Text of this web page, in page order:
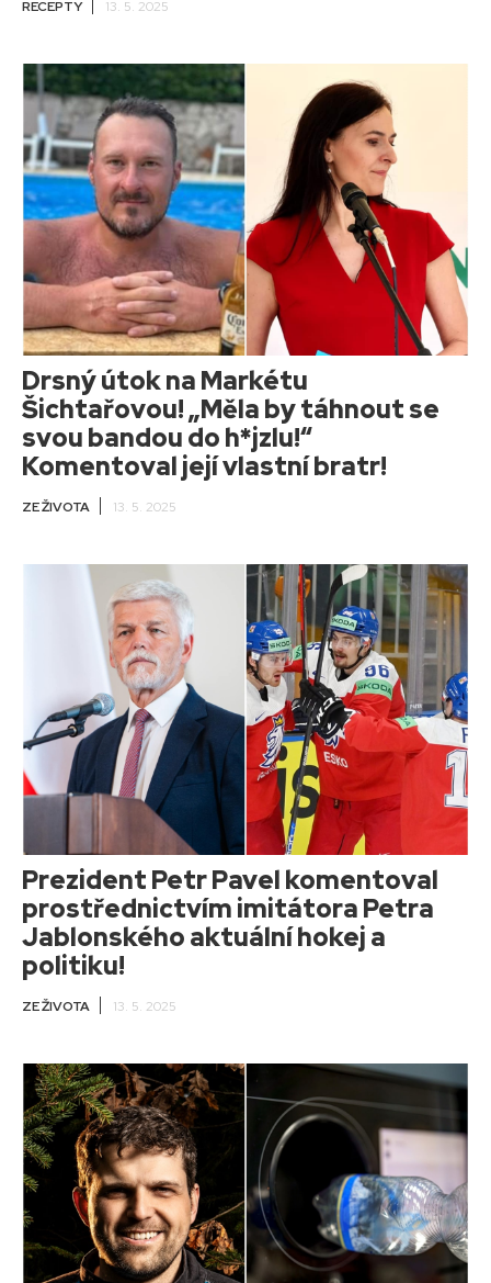
RECEPTY 13. 5. 2025
Drsný útok na Markétu
Šichtařovou! „Měla by táhnout se
svou bandou do h*jzlu!“
Komentoval její vlastní bratr!
ZE ŽIVOTA 13. 5. 2025
Prezident Petr Pavel komentoval
prostřednictvím imitátora Petra
Jablonského aktuální hokej a
politiku!
ZE ŽIVOTA 13. 5. 2025